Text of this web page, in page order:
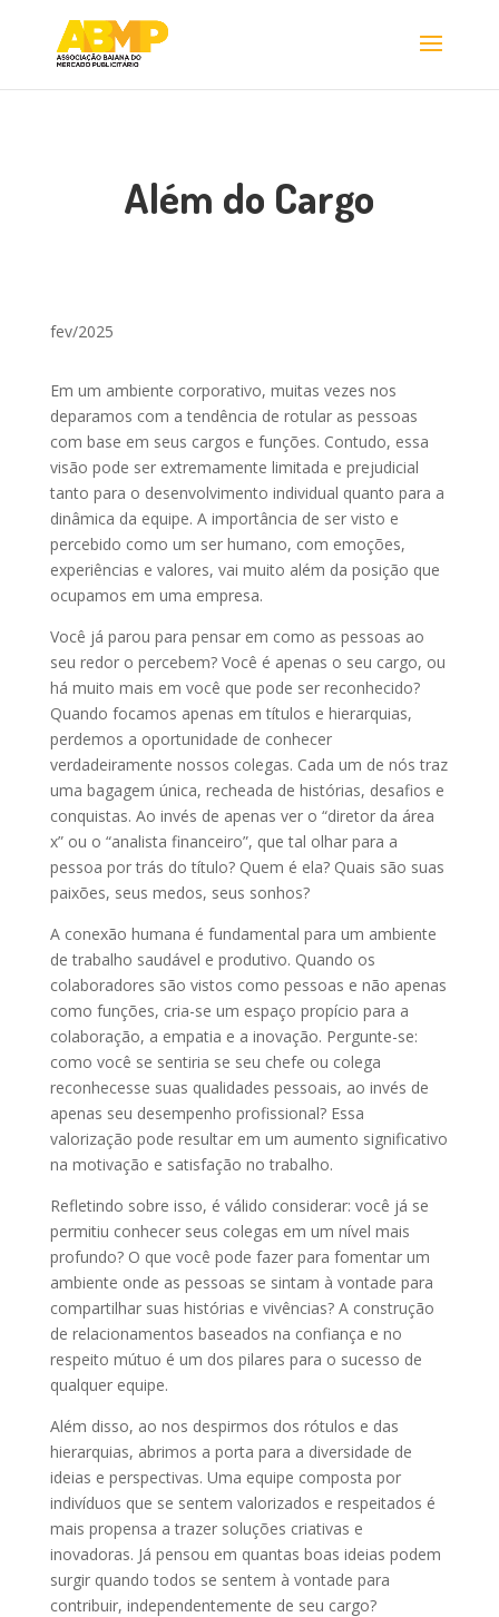
Além do Cargo
fev/2025
Em um ambiente corporativo, muitas vezes nos
deparamos com a tendência de rotular as pessoas
com base em seus cargos e funções. Contudo, essa
visão pode ser extremamente limitada e prejudicial
tanto para o desenvolvimento individual quanto para a
dinâmica da equipe. A importância de ser visto e
percebido como um ser humano, com emoções,
experiências e valores, vai muito além da posição que
ocupamos em uma empresa.
Você já parou para pensar em como as pessoas ao
seu redor o percebem? Você é apenas o seu cargo, ou
há muito mais em você que pode ser reconhecido?
Quando focamos apenas em títulos e hierarquias,
perdemos a oportunidade de conhecer
verdadeiramente nossos colegas. Cada um de nós traz
uma bagagem única, recheada de histórias, desafios e
conquistas. Ao invés de apenas ver o “diretor da área
x” ou o “analista financeiro”, que tal olhar para a
pessoa por trás do título? Quem é ela? Quais são suas
paixões, seus medos, seus sonhos?
A conexão humana é fundamental para um ambiente
de trabalho saudável e produtivo. Quando os
colaboradores são vistos como pessoas e não apenas
como funções, cria-se um espaço propício para a
colaboração, a empatia e a inovação. Pergunte-se:
como você se sentiria se seu chefe ou colega
reconhecesse suas qualidades pessoais, ao invés de
apenas seu desempenho profissional? Essa
valorização pode resultar em um aumento significativo
na motivação e satisfação no trabalho.
Refletindo sobre isso, é válido considerar: você já se
permitiu conhecer seus colegas em um nível mais
profundo? O que você pode fazer para fomentar um
ambiente onde as pessoas se sintam à vontade para
compartilhar suas histórias e vivências? A construção
de relacionamentos baseados na confiança e no
respeito mútuo é um dos pilares para o sucesso de
qualquer equipe.
Além disso, ao nos despirmos dos rótulos e das
hierarquias, abrimos a porta para a diversidade de
ideias e perspectivas. Uma equipe composta por
indivíduos que se sentem valorizados e respeitados é
mais propensa a trazer soluções criativas e
inovadoras. Já pensou em quantas boas ideias podem
surgir quando todos se sentem à vontade para
contribuir, independentemente de seu cargo?